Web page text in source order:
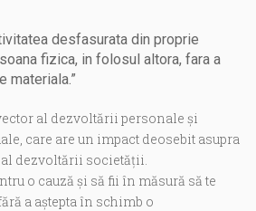
desfasurata din proprie
fizica, in folosul altora, fara a
materiala.”
al dezvoltării personale și
care are un impact deosebit asupra
dezvoltării societății.
o cauză și să fii în măsură să te
a aștepta în schimb o